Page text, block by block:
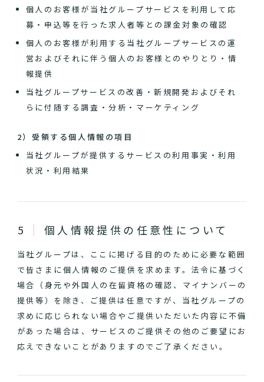
個人のお客様が当社グループサービスを利用して応
募・申込等を行った求人者等との課金対象の確認
個人のお客様が利用する当社グループサービスの運
営およびそれに伴う個人のお客様とのやりとり・情
報提供
当社グループサービスの改善・新規開発およびそれ
らに付随する調査・分析・マーケティング
2）受領する個人情報の項目
当社グループが提供するサービスの利用事実・利用
状況・利用結果
個人情報提供の任意性について
当社グループは、ここに掲げる目的のために必要な範囲
で皆さまに個人情報のご提供を求めます。法令に基づく
場合（身元や外国人の在留資格の確認、マイナンバーの
提供等）を除き、ご提供は任意ですが、当社グループの
求めに応じられない場合やご提供いただいた内容に不備
があった場合は、サービスのご提供その他のご要望にお
応えできないことがありますのでご了承ください。